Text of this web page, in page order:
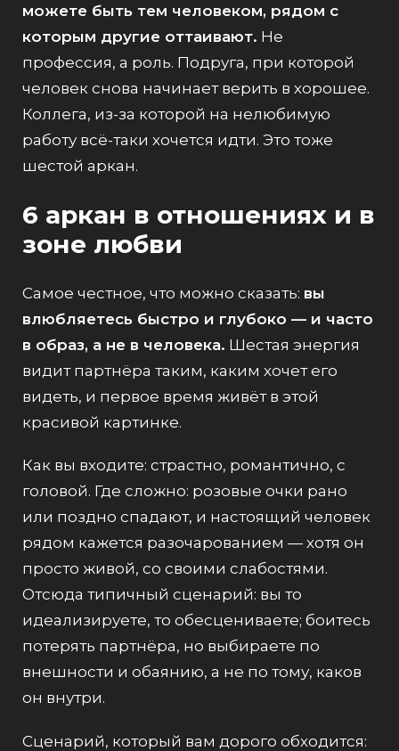
можете быть тем человеком, рядом с
которым другие оттаивают. Не
профессия, а роль. Подруга, при которой
человек снова начинает верить в хорошее.
Коллега, из-за которой на нелюбимую
работу всё-таки хочется идти. Это тоже
шестой аркан.
6 аркан в отношениях и в
зоне любви
Самое честное, что можно сказать: вы
влюбляетесь быстро и глубоко — и часто
в образ, а не в человека. Шестая энергия
видит партнёра таким, каким хочет его
видеть, и первое время живёт в этой
красивой картинке.
Как вы входите: страстно, романтично, с
головой. Где сложно: розовые очки рано
или поздно спадают, и настоящий человек
рядом кажется разочарованием — хотя он
просто живой, со своими слабостями.
Отсюда типичный сценарий: вы то
идеализируете, то обесцениваете; боитесь
потерять партнёра, но выбираете по
внешности и обаянию, а не по тому, каков
он внутри.
Сценарий, который вам дорого обходится: